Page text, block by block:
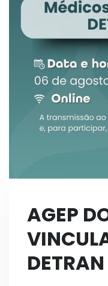
AGEP
DETRAN